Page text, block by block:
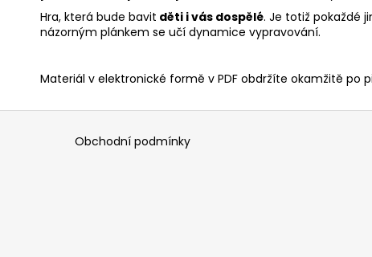
Hra, která bude bavit děti i vás dospělé. Je totiž pokaždé
názorným plánkem se učí dynamice vypravování.
Materiál v elektronické formě v PDF obdržíte okamžitě po
Obchodní podmínky